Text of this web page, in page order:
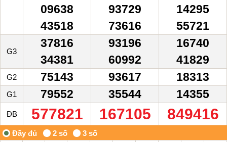
09638
43518
93729
73616
14295
55721
G3
37816
34381
93196
60992
16740
41829
G2 75143 93617 18313
G1 79552 35544 14355
ĐB 577821 167105 849416